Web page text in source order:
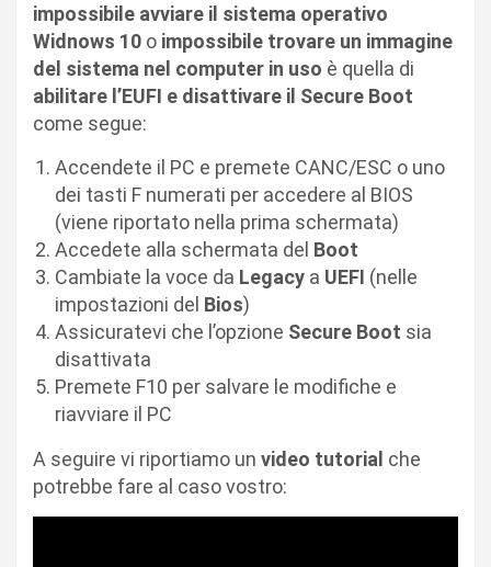
impossibile avviare il sistema operativo
Widnows 10 o impossibile trovare un immagine
del sistema nel computer in uso è quella di
abilitare l’EUFI e disattivare il Secure Boot
come segue:
Accendete il PC e premete CANC/ESC o uno
dei tasti F numerati per accedere al BIOS
(viene riportato nella prima schermata)
Accedete alla schermata del Boot
Cambiate la voce da Legacy a UEFI (nelle
impostazioni del Bios)
Assicuratevi che l’opzione Secure Boot sia
disattivata
Premete F10 per salvare le modifiche e
riavviare il PC
A seguire vi riportiamo un video tutorial che
potrebbe fare al caso vostro: